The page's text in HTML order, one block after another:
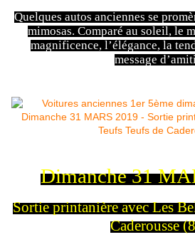
Quelques autos anciennes se
mimosas. Comparé au soleil, le
magnificence, l’élégance, la
message
Dimanche 31
Sortie printanière avec Les
Caderousse